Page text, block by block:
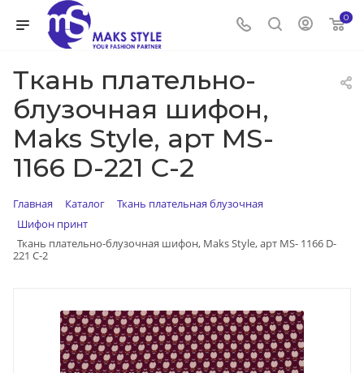
0
Ткань плательно-
блузочная шифон,
Maks Style, арт MS-
1166 D-221 C-2
Главная Каталог
Ткань плательная блузочная
Шифон принт
Ткань плательно-блузочная шифон, Maks Style, арт MS- 1166 D-
221 C-2